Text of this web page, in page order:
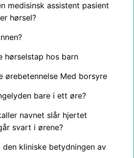
medisinsk assistent pasient
hørsel?
hørselstap hos barn
ørebetennelse Med borsyre
bare i ett øre?
navnet slår hjertet
svart i ørene?
kliniske betydningen av